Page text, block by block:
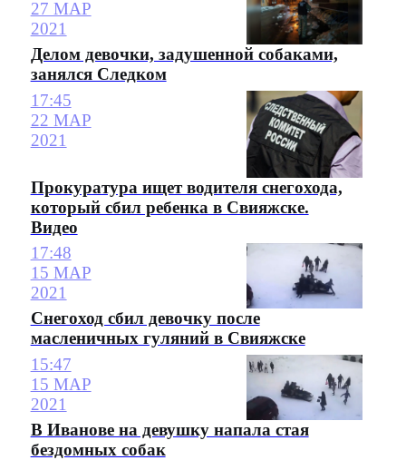
27 МАР
2021
Делом девочки, задушенной собаками,
занялся Следком
17:45
22 МАР
2021
Прокуратура ищет водителя снегохода,
который сбил ребенка в Свияжске.
Видео
17:48
15 МАР
2021
Снегоход сбил девочку после
масленичных гуляний в Свияжске
15:47
15 МАР
2021
В Иванове на девушку напала стая
бездомных собак